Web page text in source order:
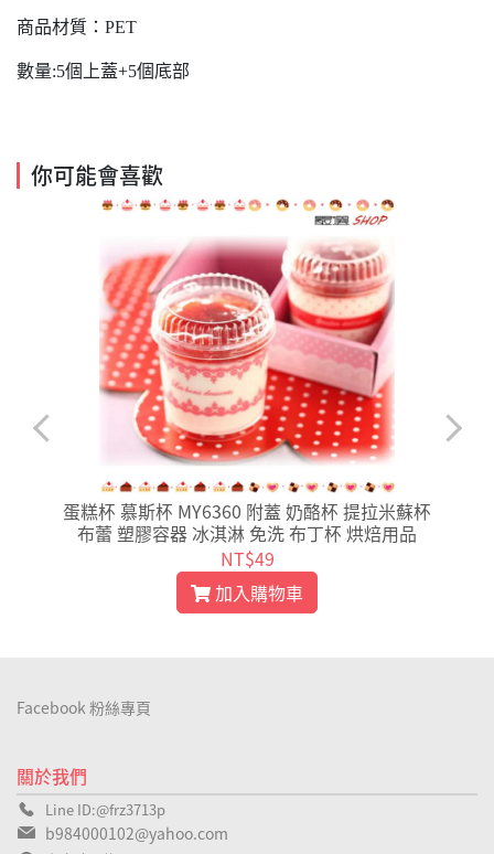
商品材質：PET
數量:5個上蓋+5個底部
你可能會喜歡
蛋糕杯 慕斯杯 MY6360 附蓋 奶酪杯 提拉米蘇杯
布蕾 塑膠容器 冰淇淋 免洗 布丁杯 烘焙用品
NT$49
加入購物車
關於我們
Line ID:@frz3713p
b984000102@yahoo.com
Facebook 粉絲專頁